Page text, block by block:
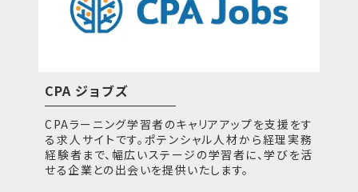
CPA ジョブズ
CPAラーニング学習者のキャリアアップを支援をす
る求人サイトです。ポテンシャル人材から経理実務
経験者まで、幅広いステージの学習者に、学びを活
せる企業との出会いを提供いたします。